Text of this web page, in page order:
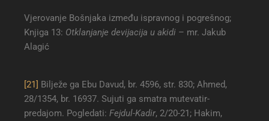
Vjerovanje Bošnjaka između ispravnog i pogrešnog;
Knjiga 13: Otklanjanje devijacija u akidi – mr. Jakub
Alagić
[21] Bilježe ga Ebu Davud, br. 4596, str. 830; Ahmed,
28/1354, br. 16937. Sujuti ga smatra mutevatir-
predajom. Pogledati: Fejdul-Kadir, 2/20-21; Hakim,